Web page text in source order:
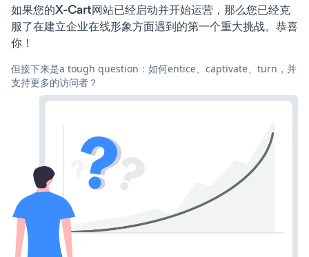
如果您的X-Cart网站已经启动并开始运营，那么您已经克
服了在建立企业在线形象方面遇到的第一个重大挑战。恭喜
你！
但接下来是a tough question：如何entice、captivate、turn，并
支持更多的访问者？